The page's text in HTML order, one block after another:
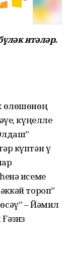
итәләр.
өлөшөнөң
күңелле
күптән үҙ
исеме
тороп”
– Йәмил